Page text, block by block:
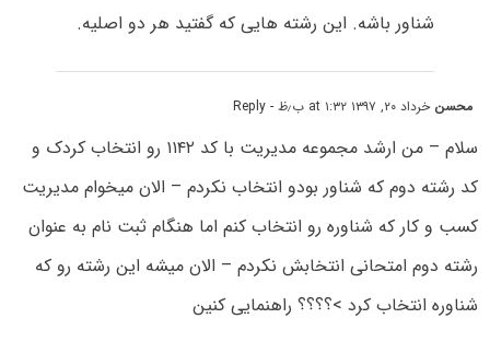
شناور باشه. این رشته هایی که گفتید هر دو اصلیه.
محسن خرداد ۲۰, ۱۳۹۷ at ۱:۳۲ ب٫ظ - Reply
سلام – من ارشد مجموعه مدیریت با کد ۱۱۴۲ رو انتخاب کردک و
کد رشته دوم که شناور بودو انتخاب نکردم – الان میخوام مدیریت
کسب و کار که شناوره رو انتخاب کنم اما هنگام ثبت نام به عنوان
رشته دوم امتحانی انتخابش نکردم – الان میشه این رشته رو که
شناوره انتخاب کرد >؟؟؟؟ راهنمایی کنین